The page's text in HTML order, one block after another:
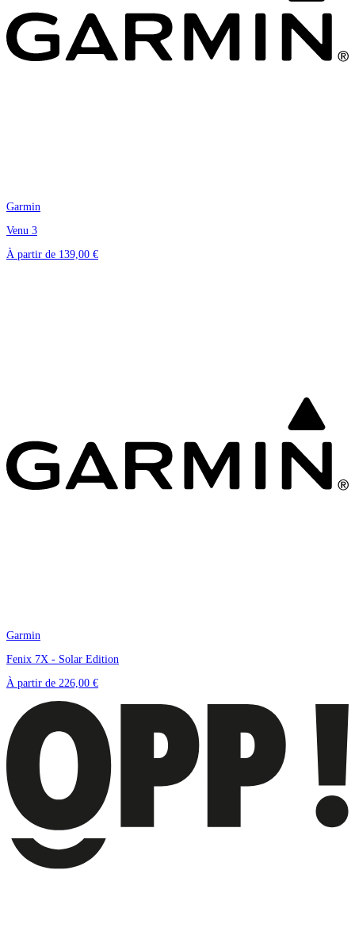
Garmin
Venu 3
À partir de 139,00 €
Garmin
Fenix 7X - Solar Edition
À partir de 226,00 €